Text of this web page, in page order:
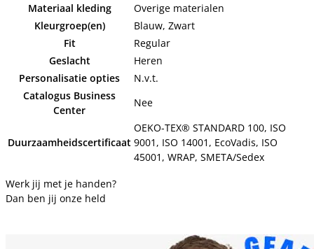
Materiaal kleding
Overige materialen
Kleurgroep(en)
Blauw, Zwart
Fit
Regular
Geslacht
Heren
Personalisatie opties
N.v.t.
Catalogus Business
Center
Nee
Duurzaamheidscertificaat
OEKO-TEX® STANDARD 100, ISO
9001, ISO 14001, EcoVadis, ISO
45001, WRAP, SMETA/Sedex
Werk jij met je handen?
Dan ben jij onze held